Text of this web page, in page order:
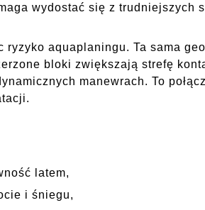
wydostać się z trudniejszych
aquaplaningu. Ta sama
bloki zwiększają strefę
manewrach. To
latem,
i śniegu,